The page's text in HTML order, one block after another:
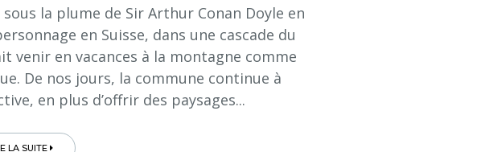
la plume de Sir Arthur Conan Doyle en
en Suisse, dans une cascade du
venir en vacances à la montagne comme
De nos jours, la commune continue à
en plus d’offrir des paysages...
LA SUITE